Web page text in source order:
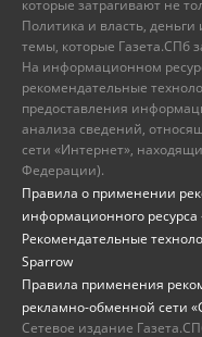
которые затрагивают не
Политика и власть, деньги
темы, которые Газета.СПб
На информационном
рекомендательные
предоставления
анализа сведений,
сети «Интернет»,
Федерации).
Правила о применении
информационного
Рекомендательные
Sparrow
Правила применения
рекламно-обменной сети
Сетевое издание